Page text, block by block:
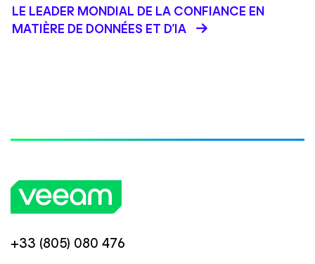
LE LEADER MONDIAL DE LA CONFIANCE EN
MATIÈRE DE DONNÉES ET D'IA
+33 (805) 080 476